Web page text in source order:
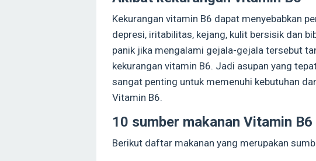
Kekurangan vitamin B6 dapat menyebabkan
depresi, iritabilitas, kejang, kulit bersisik dan
panik jika mengalami gejala-gejala tersebut
kekurangan vitamin B6. Jadi asupan yang
sangat penting untuk memenuhi kebutuhan
Vitamin B6.
10 sumber makanan Vitamin
Berikut daftar makanan yang merupakan